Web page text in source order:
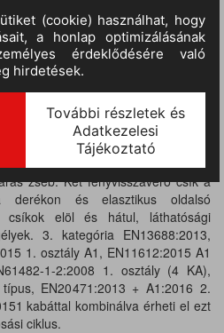
poliészter, 1% antisztatikus szál,
Kontrasztos elemek anyaga: 75%
szál, anyagavastagság
derékrésszel, cipzárral és
sliccel. Két belső elülső zseb, egy
zseb. Két fényvisszaverő csík a
derékon és elasztikus oldalsó
csíkok elöl és hátul, láthatósági
3. kategória EN13688:2013,
1. osztály A1, EN11612:2015 A1
1-2:2008 1. osztály (4 KA),
EN20471:2013 + A1:2016 2.
kabáttal kombinálva érheti el ezt
ciklus.